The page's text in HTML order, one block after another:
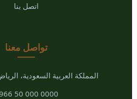
اتصل بنا
تواصل معنا
المملكة العربية السعودية،
50 000 0000